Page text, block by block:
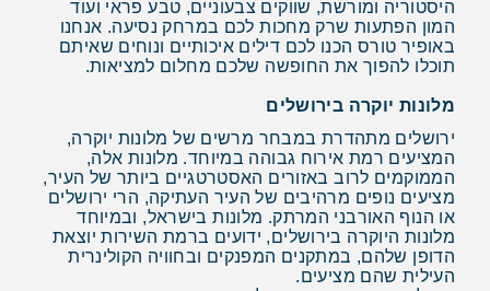
היסטוריה ומורשת, שווקים צבעוניים, טבע פראי ועוד
המון הפתעות שרק מחכות לכם במרחק נסיעה. אנחנו
באופיר טורס הכנו לכם דילים איכותיים ונוחים שאיתם
תוכלו להפוך את החופשה שלכם מחלום למציאות.
מלונות יוקרה בירושלים
ירושלים מתהדרת במבחר מרשים של מלונות יוקרה,
המציעים רמת אירוח גבוהה במיוחד. מלונות אלה,
הממוקמים לרוב באזורים האסטרטגיים ביותר של העיר,
מציעים נופים מרהיבים של העיר העתיקה, הרי ירושלים
או הנוף האורבני המרתק. מלונות בישראל, ובמיוחד
מלונות היוקרה בירושלים, ידועים ברמת השירות יוצאת
הדופן שלהם, במתקנים המפנקים ובחוויה הקולינרית
העילית שהם מציעים.